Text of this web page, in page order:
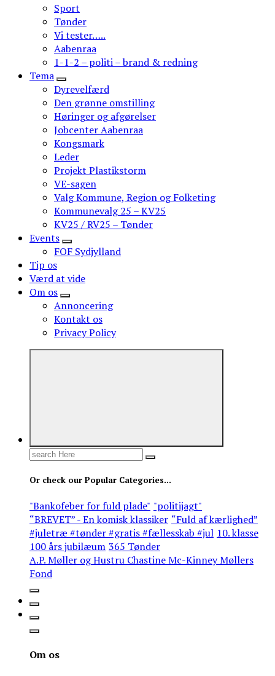
Sport
Tønder
Vi tester…..
Aabenraa
1-1-2 – politi – brand & redning
Tema
Dyrevelfærd
Den grønne omstilling
Høringer og afgørelser
Jobcenter Aabenraa
Kongsmark
Leder
Projekt Plastikstorm
VE-sagen
Valg Kommune, Region og Folketing
Kommunevalg 25 – KV25
KV25 / RV25 – Tønder
Events
FOF Sydjylland
Tip os
Værd at vide
Om os
Annoncering
Kontakt os
Privacy Policy
Search
Or check our Popular Categories...
"Bankofeber for fuld plade" "politijagt"
“BREVET” - En komisk klassiker “Fuld af kærlighed”
#juletræ #tønder #gratis #fællesskab #jul 10. klasse
100 års jubilæum 365 Tønder
A.P. Møller og Hustru Chastine Mc-Kinney Møllers
Fond
Om os